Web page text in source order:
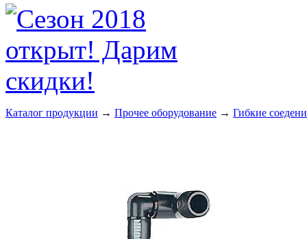
Каталог продукции → Прочее оборудование → Гибкие